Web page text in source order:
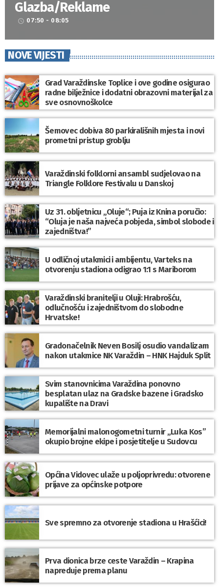
Glazba/Reklame
access_time 07:50 - 08:05
NOVE VIJESTI
Grad Varaždinske Toplice i ove godine osigurao
radne bilježnice i dodatni obrazovni materijal za
sve osnovnoškolce
Šemovec dobiva 80 parkirališnih mjesta i novi
prometni pristup groblju
Varaždinski folklorni ansambl sudjelovao na
Triangle Folklore Festivalu u Danskoj
Uz 31. obljetnicu „Oluje“; Puja iz Knina poručio:
“Oluja je naša najveća pobjeda, simbol slobode i
zajedništva!”
U odličnoj utakmici i ambijentu, Varteks na
otvorenju stadiona odigrao 1:1 s Mariborom
Varaždinski branitelji u Oluji: Hrabrošću,
odlučnošću i zajedništvom do slobodne
Hrvatske!
Gradonačelnik Neven Bosilj osudio vandalizam
nakon utakmice NK Varaždin – HNK Hajduk Split
Svim stanovnicima Varaždina ponovno
besplatan ulaz na Gradske bazene i Gradsko
kupalište na Dravi
Memorijalni malonogometni turnir „Luka Kos”
okupio brojne ekipe i posjetitelje u Sudovcu
Općina Vidovec ulaže u poljoprivredu: otvorene
prijave za općinske potpore
Sve spremno za otvorenje stadiona u Hrašćici!
Prva dionica brze ceste Varaždin – Krapina
napreduje prema planu